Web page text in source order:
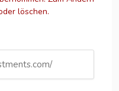
löschen.